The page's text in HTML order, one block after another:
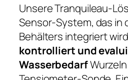
Unsere Tranquileau-
Sensor-System, das in
Behälters integriert
kontrolliert und
Wasserbedarf